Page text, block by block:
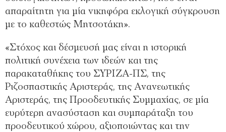
απαραίτητη για μία νικηφόρα εκλογική σύγκρουση
με το καθεστώς Μητσοτάκη».
«Στόχος και δέσμευσή μας είναι η ιστορική
πολιτική συνέχεια των ιδεών και της
παρακαταθήκης του ΣΥΡΙΖΑ-ΠΣ, της
Ριζοσπαστικής Αριστεράς, της Ανανεωτικής
Αριστεράς, της Προοδευτικής Συμμαχίας, σε μία
ευρύτερη ανασύσταση και συμπαράταξη του
προοδευτικού χώρου, αξιοποιώντας και την